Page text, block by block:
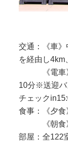
交通：《車
を経由し4km
《電車》
10分※送迎バ
チェック
食事：《夕
《朝食》
部屋：全122